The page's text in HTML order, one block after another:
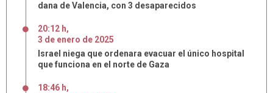
dana de Valencia, con 3 desaparecidos
20:12 h,
3 de enero de 2025
Israel niega que ordenara evacuar el único hospital
que funciona en el norte de Gaza
18:46 h,